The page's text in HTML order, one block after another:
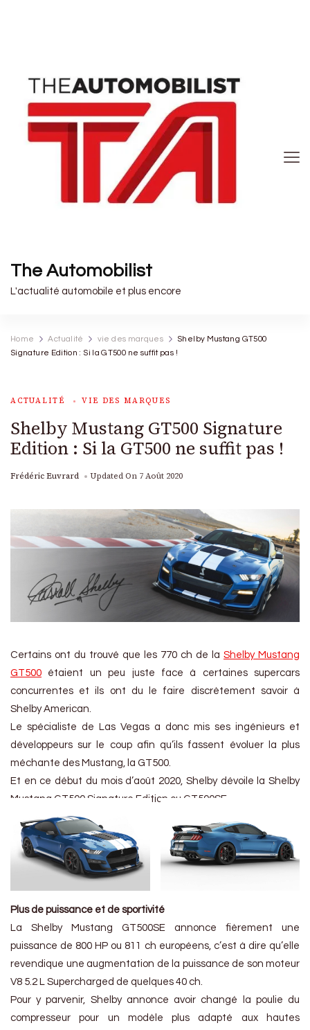
The Automobilist
L'actualité automobile et plus encore
Home Actualité vie des marques
Shelby Mustang GT500
Signature Edition : Si la GT500 ne suffit pas !
ACTUALITÉ VIE DES MARQUES
Shelby Mustang GT500 Signature
Edition : Si la GT500 ne suffit pas !
Frédéric Euvrard Updated On 7 Août 2020
Certains ont du trouvé que les 770 ch de la Shelby Mustang
GT500 étaient un peu juste face à certaines supercars
concurrentes et ils ont du le faire discrètement savoir à
Shelby American.
Le spécialiste de Las Vegas a donc mis ses ingénieurs et
développeurs sur le coup afin qu’ils fassent évoluer la plus
méchante des Mustang, la GT500.
Et en ce début du mois d’août 2020, Shelby dévoile la Shelby
Mustang GT500 Signature Edition ou GT500SE.
Plus de puissance et de sportivité
La Shelby Mustang GT500SE annonce fièrement une
puissance de 800 HP ou 811 ch européens, c’est à dire qu’elle
revendique une augmentation de la puissance de son moteur
V8 5.2 L Supercharged de quelques 40 ch.
Pour y parvenir, Shelby annonce avoir changé la poulie du
compresseur pour un modèle plus adapté aux hautes